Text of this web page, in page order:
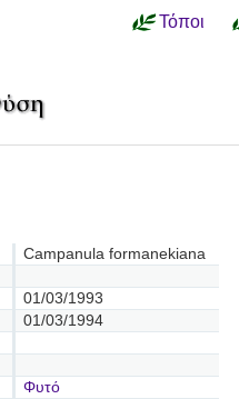
Τόποι
Campanula formanekiana
01/03/1993
01/03/1994
Φυτό